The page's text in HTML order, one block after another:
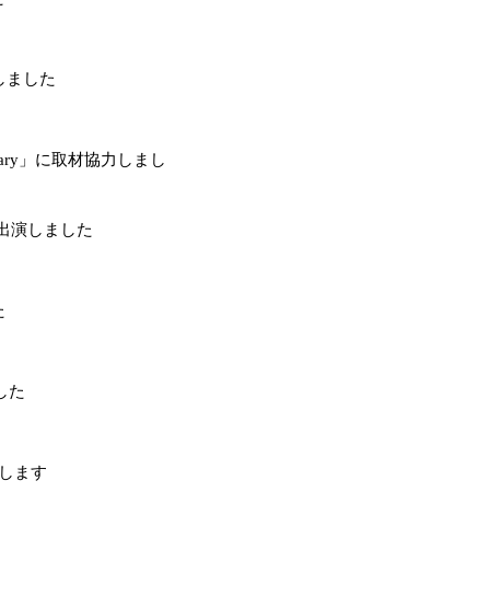
ました
」に取材協力しまし
演しました
た
ます